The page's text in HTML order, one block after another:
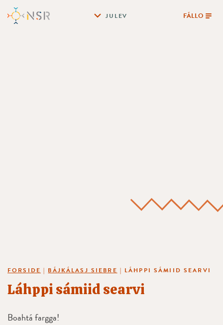
JULEV FÁLLO
FORSIDE | BÁJKÁLASJ SIEBRE | LÁHPPI SÁMIID SEARVI
Láhppi sámiid searvi
Boahtá fargga!